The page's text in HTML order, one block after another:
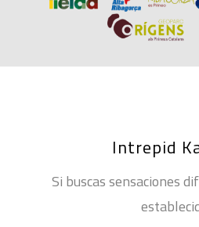
Intrepid
Si buscas sensaciones